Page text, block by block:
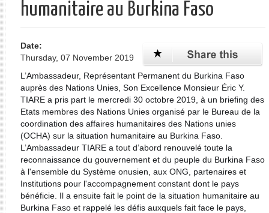
humanitaire au Burkina Faso
Date:
Thursday, 07 November 2019
L’Ambassadeur, Représentant Permanent du Burkina Faso
auprès des Nations Unies, Son Excellence Monsieur Éric Y.
TIARE a pris part le mercredi 30 octobre 2019, à un briefing des
Etats membres des Nations Unies organisé par le Bureau de la
coordination des affaires humanitaires des Nations unies
(OCHA) sur la situation humanitaire au Burkina Faso.
L’Ambassadeur TIARE a tout d’abord renouvelé toute la
reconnaissance du gouvernement et du peuple du Burkina Faso
à l'ensemble du Système onusien, aux ONG, partenaires et
Institutions pour l'accompagnement constant dont le pays
bénéficie. Il a ensuite fait le point de la situation humanitaire au
Burkina Faso et rappelé les défis auxquels fait face le pays,